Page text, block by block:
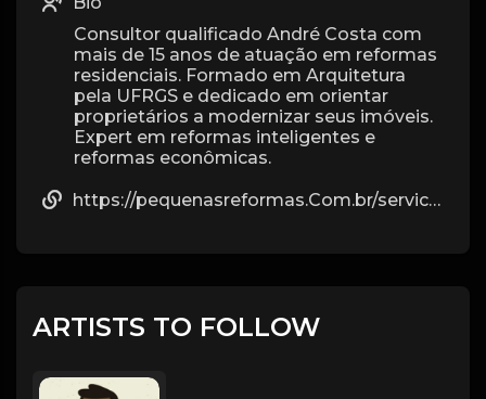
Consultor qualificado André Costa com
mais de 15 anos de atuação em reformas
residenciais. Formado em Arquitetura
pela UFRGS e dedicado em orientar
proprietários a modernizar seus imóveis.
Expert em reformas inteligentes e
reformas econômicas.
https://pequenasreformas.Com.br/servico/reforma-de-apartamento/
ARTISTS TO FOLLOW